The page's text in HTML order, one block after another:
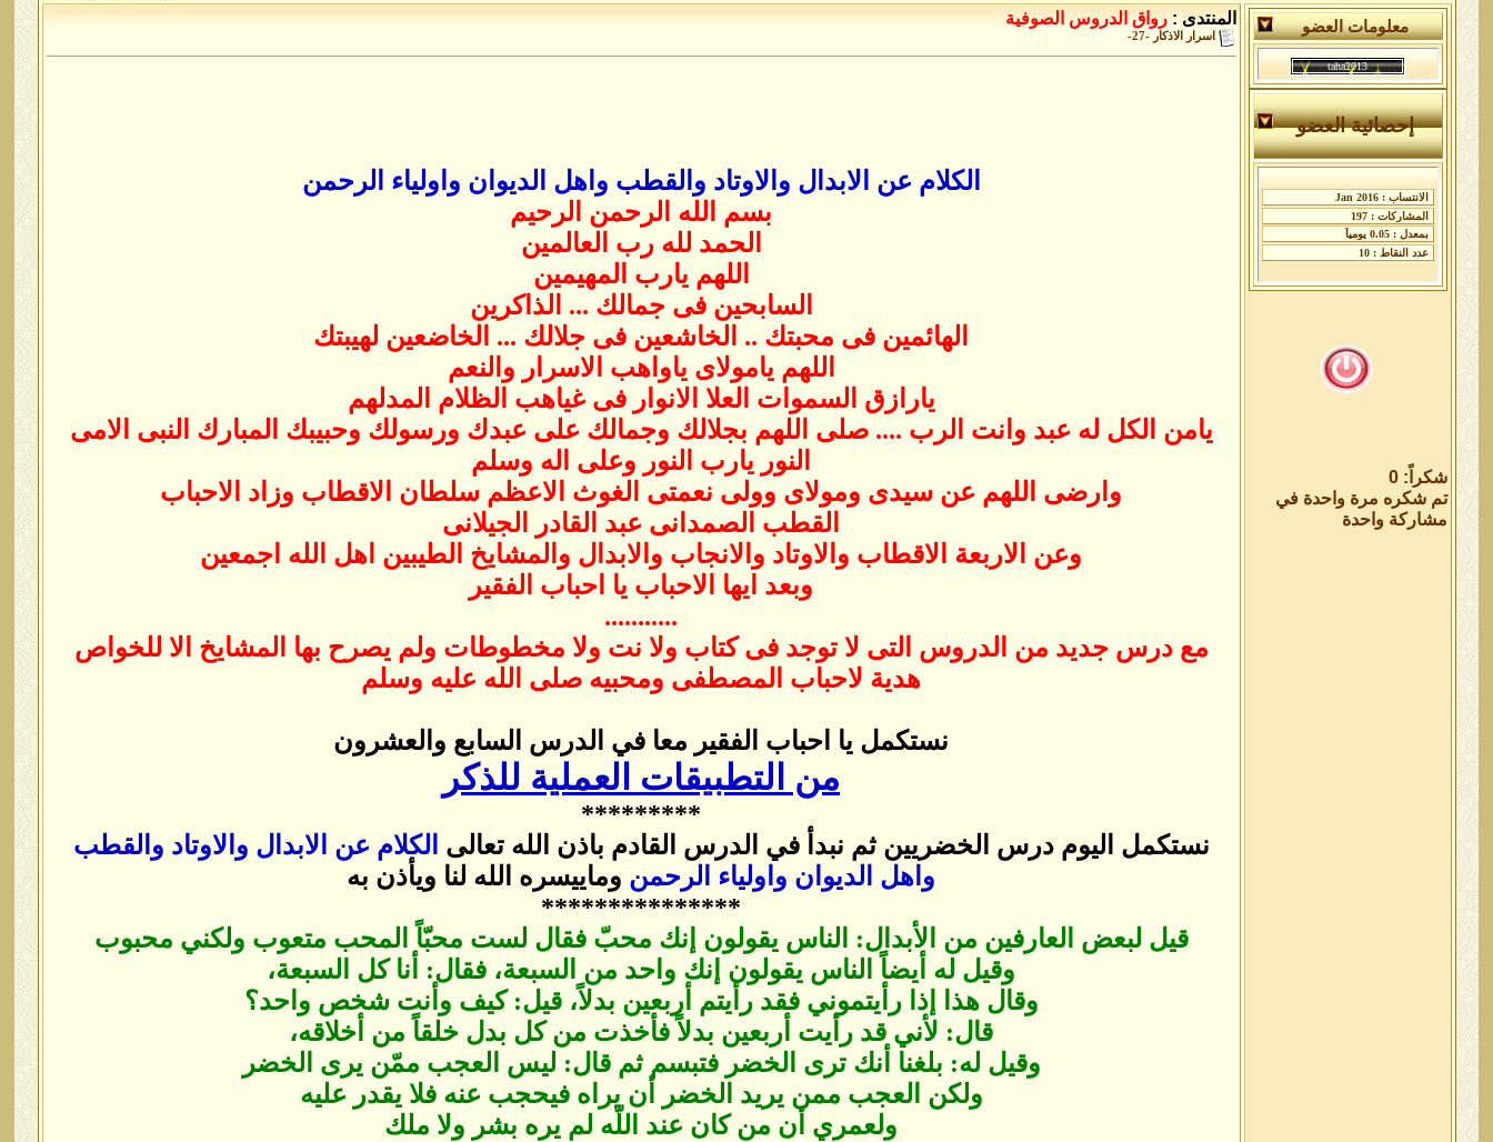
معلومات العضو
إحصائية العضو
شكراً: 0
تم شكره مرة واحدة في
مشاركة واحدة
المنتدى : رواق الدروس الصوفية
اسرار الاذكار -27-
الكلام عن الابدال والاوتاد والقطب واهل الديوان واولياء الرحمن
بسم الله الرحمن الرحيم
الحمد لله رب العالمين
اللهم يارب المهيمين
السابحين فى جمالك ... الذاكرين
الهائمين فى محبتك .. الخاشعين فى جلالك ... الخاضعين لهيبتك
اللهم يامولاى ياواهب الاسرار والنعم
يارازق السموات العلا الانوار فى غياهب الظلام المدلهم
يامن الكل له عبد وانت الرب .... صلى اللهم بجلالك وجمالك على عبدك ورسولك وحبيبك المبارك النبى الامى
النور يارب النور وعلى اله وسلم
وارضى اللهم عن سيدى ومولاى وولى نعمتى الغوث الاعظم سلطان الاقطاب وزاد الاحباب
القطب الصمدانى عبد القادر الجيلانى
وعن الاربعة الاقطاب والاوتاد والانجاب والابدال والمشايخ الطيبين اهل الله اجمعين
وبعد ايها الاحباب يا احباب الفقير
...........
مع درس جديد من الدروس التى لا توجد فى كتاب ولا نت ولا مخطوطات ولم يصرح بها المشايخ الا للخواص
هدية لاحباب المصطفى ومحبيه صلى الله عليه وسلم
نستكمل يا احباب الفقير معا في الدرس السابع والعشرون
من التطبيقات العملية للذكر
*********
نستكمل اليوم درس الخضريين ثم نبدأ في الدرس القادم باذن الله تعالى الكلام عن الابدال والاوتاد والقطب
واهل الديوان واولياء الرحمن وماييسره الله لنا ويأذن به
***************
قيل لبعض العارفين من الأبدال: الناس يقولون إنك محبّ فقال لست محبّاً المحب متعوب ولكني محبوب
وقيل له أيضاً الناس يقولون إنك واحد من السبعة، فقال: أنا كل السبعة،
وقال هذا إذا رأيتموني فقد رأيتم أربعين بدلاً، قيل: كيف وأنت شخص واحد؟
قال: لأني قد رأيت أربعين بدلاً فأخذت من كل بدل خلقاً من أخلاقه،
وقيل له: بلغنا أنك ترى الخضر فتبسم ثم قال: ليس العجب ممّن يرى الخضر
ولكن العجب ممن يريد الخضر أن يراه فيحجب عنه فلا يقدر عليه
ولعمري أن من كان عند اللّه لم يره بشر ولا ملك